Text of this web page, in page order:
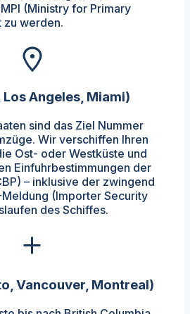
(Ministry for Primary
zu werden.
Los Angeles, Miami)
sind das Ziel Nummer
Wir verschiffen Ihren
Ost- oder Westküste und
Einfuhrbestimmungen der
– inklusive der zwingend
(Importer Security
des Schiffes.
Vancouver, Montreal)